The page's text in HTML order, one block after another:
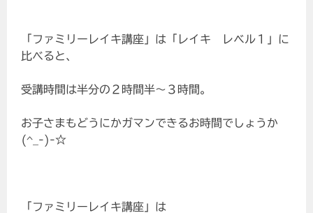
「ファミリーレイキ講座」は「レイキ レベル１」に
比べると、
受講時間は半分の２時間半～３時間。
お子さまもどうにかガマンできるお時間でしょうか
(^_-)-☆
「ファミリーレイキ講座」は